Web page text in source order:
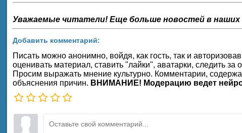
Уважаемые читатели! Еще больше новостей в
Добавить комментарий:
Писать можно анонимно, войдя, как гость, так и
оценивать материал, ставить "лайки", аватарки, следить
Просим выражать мнение культурно. Комментарии,
объяснения причин. ВНИМАНИЕ! Модерацию ведет